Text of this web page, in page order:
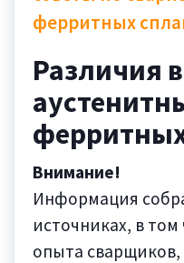
ферритных
Различия
Внимание!
Информация
источниках, в том
опыта